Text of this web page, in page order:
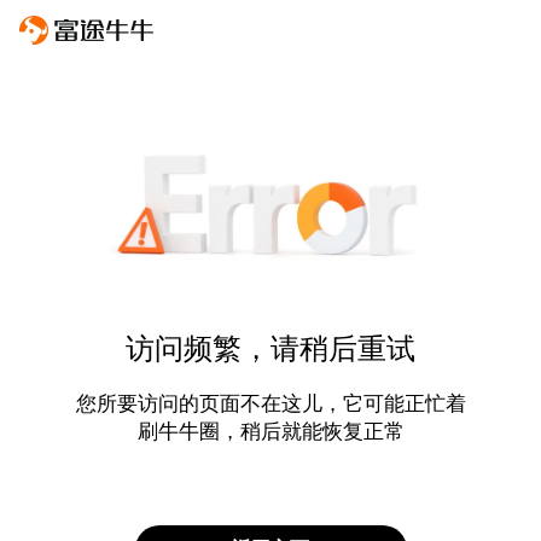
访问频繁，请稍后重试
您所要访问的页面不在这儿，它可能正忙着
刷牛牛圈，稍后就能恢复正常